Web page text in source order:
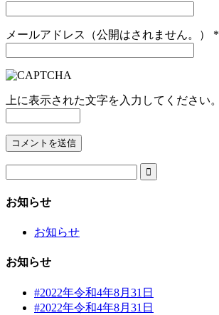
メールアドレス（公開はされません。） *
上に表示された文字を入力してください。

お知らせ
お知らせ
お知らせ
#2022年令和4年8月31日
#2022年令和4年8月31日